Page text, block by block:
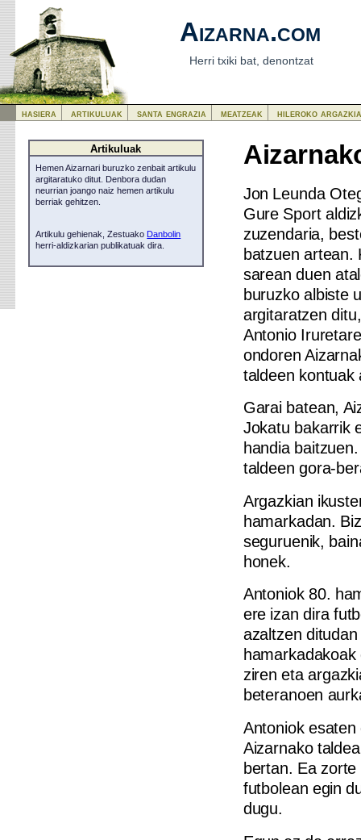
Aizarna.com
Herri txiki bat, denontzat
Jon Leunda
Gure Sport
zuzendaria,
batzuen artean.
sarean duen
buruzko albiste
argitaratzen
Antonio
ondoren
taldeen kontuak
Garai batean,
Jokatu bakarrik
handia
taldeen gora-
Argazkian
hamarkadan.
seguruenik,
honek.
Antoniok 80.
ere izan dira
azaltzen
ziren eta
beteranoen
Antoniok
Aizarnako
bertan. Ea
futbolean egin
dugu.
Artikuluak
Hemen Aizarnari buruzko zenbait artikulu
argitaratuko ditut. Denbora dudan
neurrian joango naiz hemen artikulu
berriak gehitzen.
Artikulu gehienak, Zestuako Danbolin
herri-aldizkarian publikatuak dira.
hasiera artikuluak santa engrazia meatzeak hileroko